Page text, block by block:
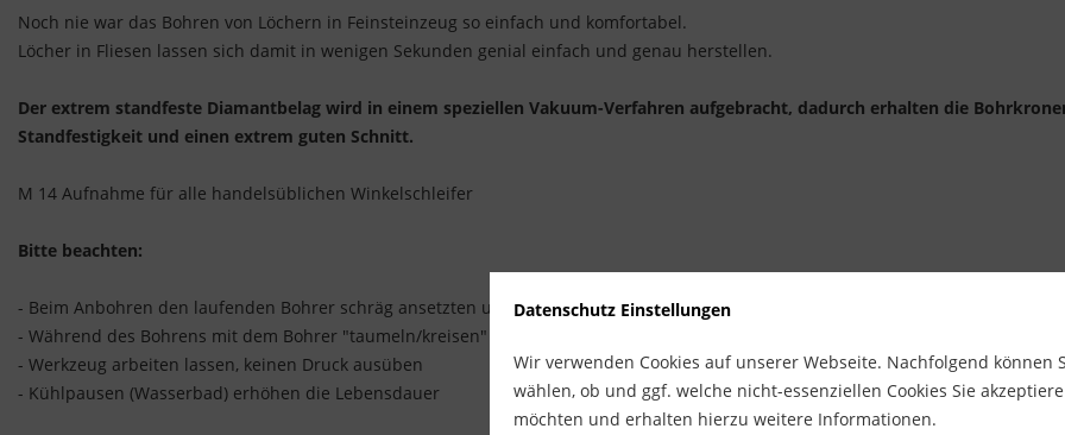
Noch nie war das Bohren von Löchern in Feinsteinzeug so einfach und komfortabel.
Löcher in Fliesen lassen sich damit in wenigen Sekunden genial einfach und genau herstellen.
Der extrem standfeste Diamantbelag wird in einem speziellen Vakuum-Verfahren aufgebracht, dadurch erhalten die
Standfestigkeit und einen extrem guten Schnitt.
M 14 Aufnahme für alle handelsüblichen Winkelschleifer
Bitte beachten:
- Beim Anbohren den laufenden Bohrer schräg ansetzten und dann langsam aufrichten
- Während des Bohrens mit dem Bohrer "taumeln/kreisen"
- Werkzeug arbeiten lassen, keinen Druck ausüben
- Kühlpausen (Wasserbad) erhöhen die Lebensdauer
Datenschutz Einstellungen
Wir verwenden Cookies auf unserer Webseite. Nachfolgend können
wählen, ob und ggf. welche nicht-essenziellen Cookies Sie
möchten und erhalten hierzu weitere Informationen.